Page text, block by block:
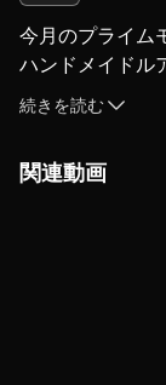
今月のプライム
ハンドメイドル
融合させた
ルアーメーカ
今回はルアマガ
スバスver」で
極めてリアル
と独自の塗装
非常に美しい
続きを読む
関連動画